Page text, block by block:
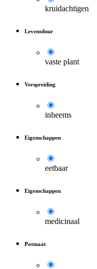
kruidachtigen
Levensduur
vaste plant
Verspreiding
inheems
Eigenschappen
eetbaar
Eigenschappen
medicinaal
Potmaat